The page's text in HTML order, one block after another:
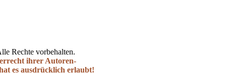
Rechte vorbehalten.
ihrer Autoren-
es ausdrücklich erlaubt!